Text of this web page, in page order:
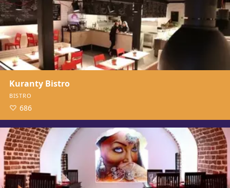
Kuranty Bistro
BISTRO
686